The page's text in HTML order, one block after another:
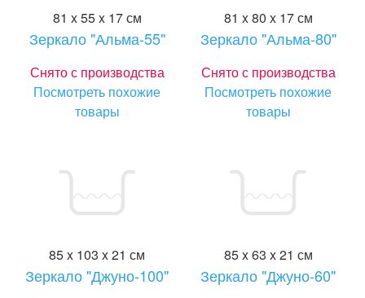
81 x 55 x 17 см
Зеркало "Альма-55"
Снято с производства
Посмотреть похожие
товары
81 x 80 x 17 см
Зеркало "Альма-80"
Снято с производства
Посмотреть похожие
товары
85 x 103 x 21 см
Зеркало "Джуно-100"
85 x 63 x 21 см
Зеркало "Джуно-60"